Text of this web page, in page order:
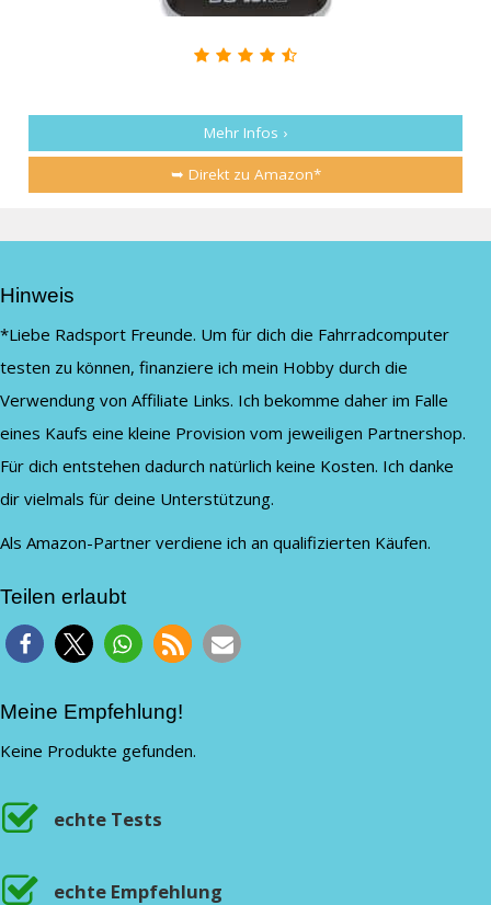
Mehr Infos ›
➥ Direkt zu Amazon*
Hinweis
*Liebe Radsport Freunde. Um für dich die Fahrradcomputer
testen zu können, finanziere ich mein Hobby durch die
Verwendung von Affiliate Links. Ich bekomme daher im Falle
eines Kaufs eine kleine Provision vom jeweiligen Partnershop.
Für dich entstehen dadurch natürlich keine Kosten. Ich danke
dir vielmals für deine Unterstützung.
Als Amazon-Partner verdiene ich an qualifizierten Käufen.
Teilen erlaubt
Meine Empfehlung!
Keine Produkte gefunden.
echte Tests
echte Empfehlung